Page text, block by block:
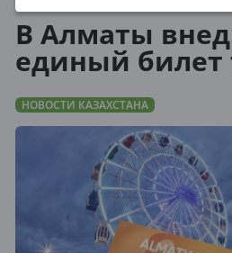
В Алматы
единый билет
НОВОСТИ КАЗАХСТАНА